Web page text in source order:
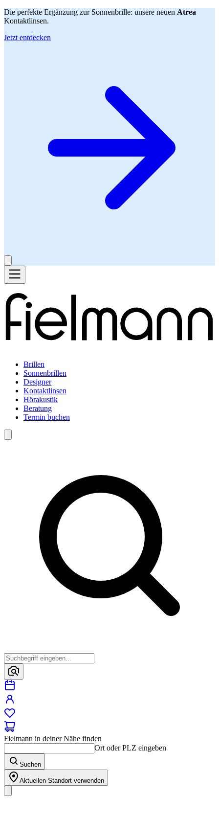
Die perfekte Ergänzung zur Sonnenbrille: unsere neuen Atrea
Kontaktlinsen.
Jetzt entdecken
Brillen
Sonnenbrillen
Designer
Kontaktlinsen
Hörakustik
Beratung
Termin buchen
Fielmann in deiner Nähe finden
Ort oder PLZ eingeben
Suchen
Aktuellen Standort verwenden